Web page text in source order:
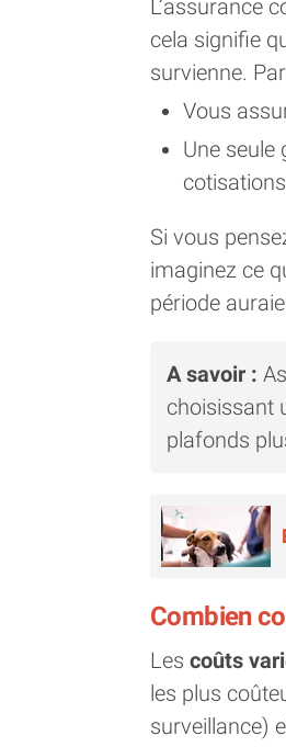
L’assurance
cela signifie
survienne.
Vous
Une seule
Si vous
imaginez ce
période
A savoir :
choisissant
plafonds
Combien
Les coûts
les plus
surveillance)